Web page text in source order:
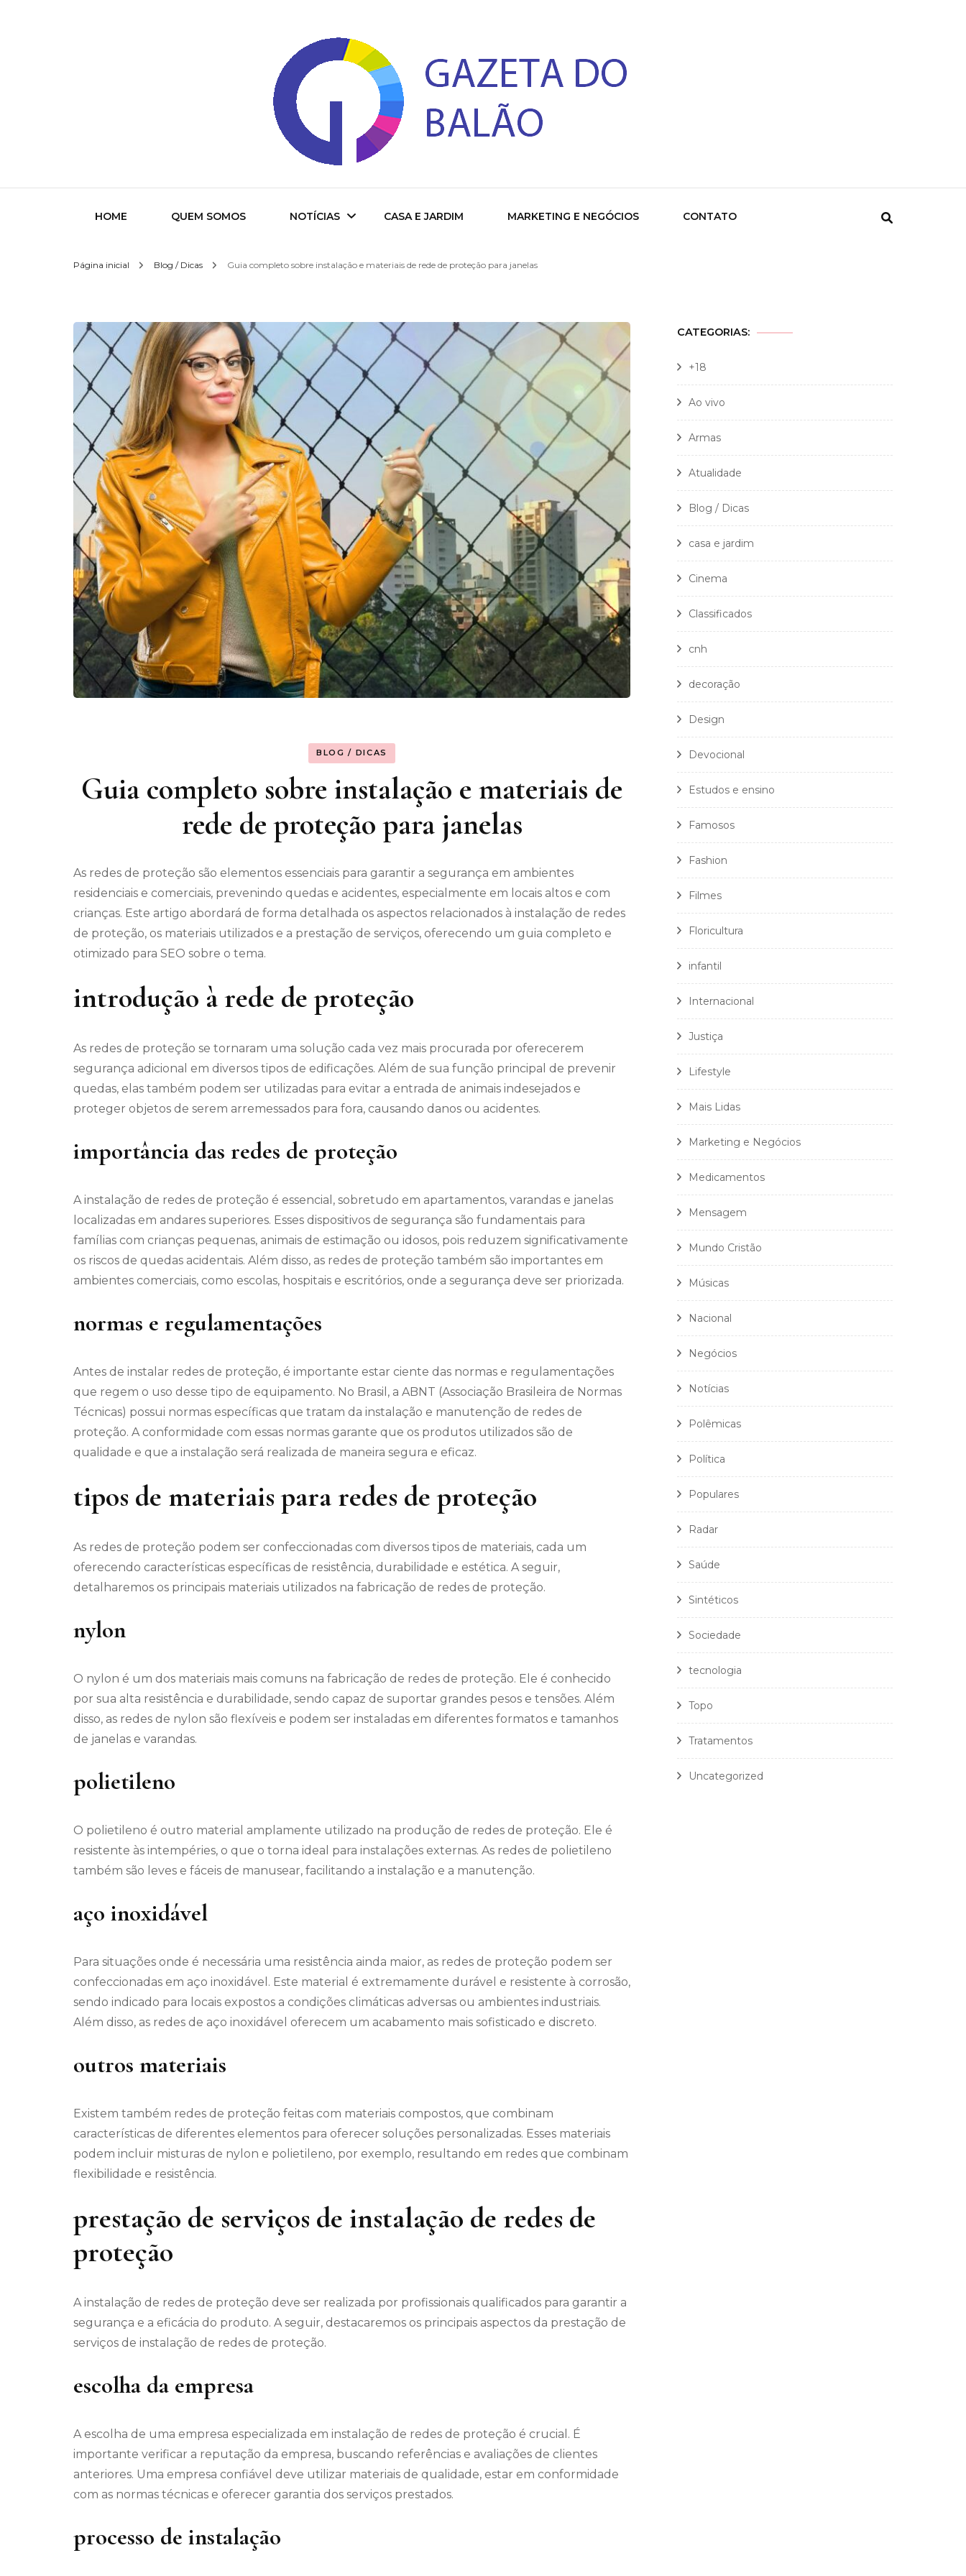
Gazeta do Balao
HOME QUEM SOMOS NOTÍCIAS
Assuntos gerais
Entretenimento
CASA E JARDIM MARKETING E NEGÓCIOS CONTATO
Página inicial Blog / Dicas Guia completo sobre instalação e materiais de rede de proteção para janelas
BLOG / DICAS
Guia completo sobre instalação e materiais de
rede de proteção para janelas
As redes de proteção são elementos essenciais para garantir a segurança em ambientes
residenciais e comerciais, prevenindo quedas e acidentes, especialmente em locais altos e com
crianças. Este artigo abordará de forma detalhada os aspectos relacionados à instalação de redes
de proteção, os materiais utilizados e a prestação de serviços, oferecendo um guia completo e
otimizado para SEO sobre o tema.
introdução à rede de proteção
As redes de proteção se tornaram uma solução cada vez mais procurada por oferecerem
segurança adicional em diversos tipos de edificações. Além de sua função principal de prevenir
quedas, elas também podem ser utilizadas para evitar a entrada de animais indesejados e
proteger objetos de serem arremessados para fora, causando danos ou acidentes.
importância das redes de proteção
A instalação de redes de proteção é essencial, sobretudo em apartamentos, varandas e janelas
localizadas em andares superiores. Esses dispositivos de segurança são fundamentais para
famílias com crianças pequenas, animais de estimação ou idosos, pois reduzem significativamente
os riscos de quedas acidentais. Além disso, as redes de proteção também são importantes em
ambientes comerciais, como escolas, hospitais e escritórios, onde a segurança deve ser priorizada.
normas e regulamentações
Antes de instalar redes de proteção, é importante estar ciente das normas e regulamentações
que regem o uso desse tipo de equipamento. No Brasil, a ABNT (Associação Brasileira de Normas
Técnicas) possui normas específicas que tratam da instalação e manutenção de redes de
proteção. A conformidade com essas normas garante que os produtos utilizados são de
qualidade e que a instalação será realizada de maneira segura e eficaz.
tipos de materiais para redes de proteção
As redes de proteção podem ser confeccionadas com diversos tipos de materiais, cada um
oferecendo características específicas de resistência, durabilidade e estética. A seguir,
detalharemos os principais materiais utilizados na fabricação de redes de proteção.
nylon
O nylon é um dos materiais mais comuns na fabricação de redes de proteção. Ele é conhecido
por sua alta resistência e durabilidade, sendo capaz de suportar grandes pesos e tensões. Além
disso, as redes de nylon são flexíveis e podem ser instaladas em diferentes formatos e tamanhos
de janelas e varandas.
polietileno
O polietileno é outro material amplamente utilizado na produção de redes de proteção. Ele é
resistente às intempéries, o que o torna ideal para instalações externas. As redes de polietileno
também são leves e fáceis de manusear, facilitando a instalação e a manutenção.
aço inoxidável
Para situações onde é necessária uma resistência ainda maior, as redes de proteção podem ser
confeccionadas em aço inoxidável. Este material é extremamente durável e resistente à corrosão,
sendo indicado para locais expostos a condições climáticas adversas ou ambientes industriais.
Além disso, as redes de aço inoxidável oferecem um acabamento mais sofisticado e discreto.
outros materiais
Existem também redes de proteção feitas com materiais compostos, que combinam
características de diferentes elementos para oferecer soluções personalizadas. Esses materiais
podem incluir misturas de nylon e polietileno, por exemplo, resultando em redes que combinam
flexibilidade e resistência.
prestação de serviços de instalação de redes de
proteção
A instalação de redes de proteção deve ser realizada por profissionais qualificados para garantir a
segurança e a eficácia do produto. A seguir, destacaremos os principais aspectos da prestação de
serviços de instalação de redes de proteção.
escolha da empresa
A escolha de uma empresa especializada em instalação de redes de proteção é crucial. É
importante verificar a reputação da empresa, buscando referências e avaliações de clientes
anteriores. Uma empresa confiável deve utilizar materiais de qualidade, estar em conformidade
com as normas técnicas e oferecer garantia dos serviços prestados.
processo de instalação
CATEGORIAS:
+18
Ao vivo
Armas
Atualidade
Blog / Dicas
casa e jardim
Cinema
Classificados
cnh
decoração
Design
Devocional
Estudos e ensino
Famosos
Fashion
Filmes
Floricultura
infantil
Internacional
Justiça
Lifestyle
Mais Lidas
Marketing e Negócios
Medicamentos
Mensagem
Mundo Cristão
Músicas
Nacional
Negócios
Notícias
Polêmicas
Política
Populares
Radar
Saúde
Sintéticos
Sociedade
tecnologia
Topo
Tratamentos
Uncategorized